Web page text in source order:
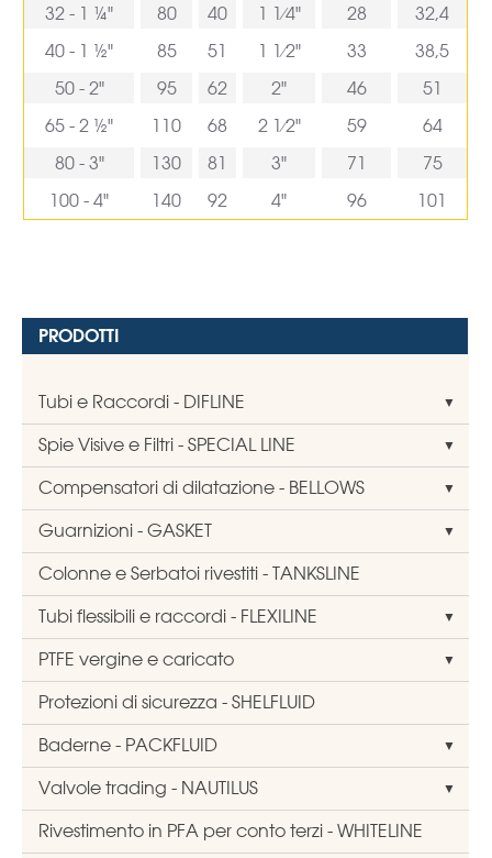
PRODOTTI
Tubi e Raccordi - DIFLINE
Spie Visive e Filtri - SPECIAL LINE
Compensatori di dilatazione - BELLOWS
Guarnizioni - GASKET
Colonne e Serbatoi rivestiti - TANKSLINE
Tubi flessibili e raccordi - FLEXILINE
PTFE vergine e caricato
Protezioni di sicurezza - SHELFLUID
Baderne - PACKFLUID
Valvole trading - NAUTILUS
Rivestimento in PFA per conto terzi - WHITELINE
32 - 1 ¼"
80 40 1 1⁄4" 28
32,4
40 - 1 ½"
85 51 1 1⁄2" 33
38,5
50 - 2"
95 62 2" 46
51
65 - 2 ½"
110 68 2 1⁄2" 59
64
80 - 3"
130 81 3" 71
75
100 - 4"
140 92 4" 96 101